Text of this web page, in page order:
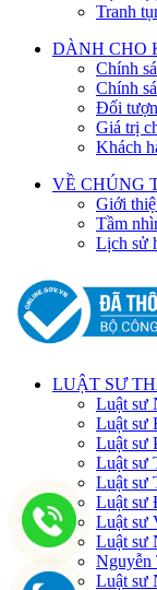
Tranh
DÀNH CHO
Chính
Chính
Đối
Giá trị
Khách
VỀ CHÚNG
Giới
Tầm
Lịch sử
LUẬT SƯ
Luật sư
Luật sư
Luật sư
Luật sư
Luật sư
Luật sư
Luật sư
Luật sư
Nguyễn
Luật sư